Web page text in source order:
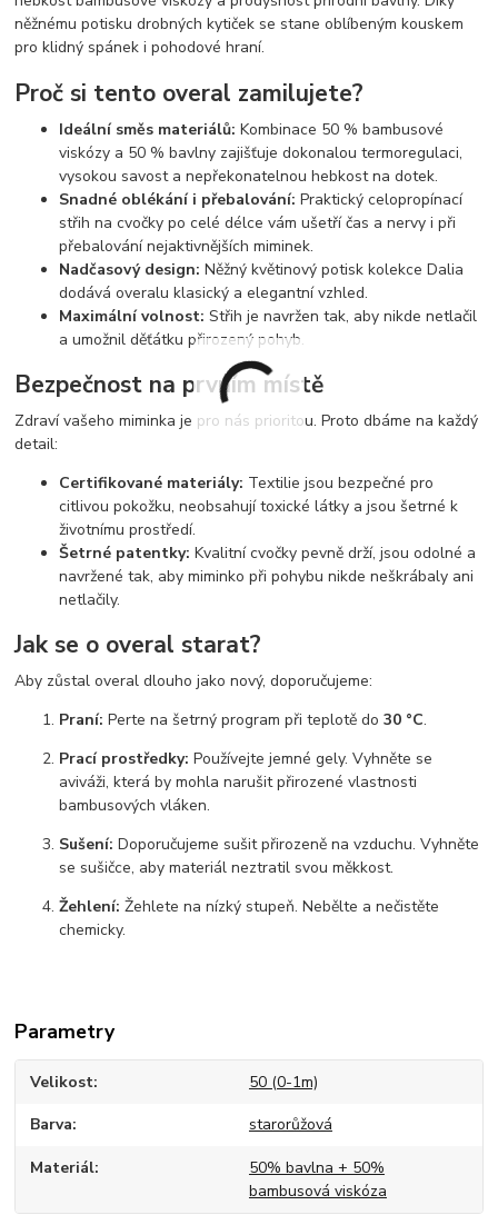
něžnému potisku drobných kytiček se stane oblíbeným kouskem
pro klidný spánek i pohodové hraní.
Proč si tento overal zamilujete?
Ideální směs materiálů: Kombinace 50 % bambusové
viskózy a 50 % bavlny zajišťuje dokonalou termoregulaci,
vysokou savost a nepřekonatelnou hebkost na dotek.
Snadné oblékání i přebalování: Praktický celopropínací
střih na cvočky po celé délce vám ušetří čas a nervy i při
přebalování nejaktivnějších miminek.
Nadčasový design: Něžný květinový potisk kolekce Dalia
dodává overalu klasický a elegantní vzhled.
Maximální volnost: Střih je navržen tak, aby nikde netlačil
a umožnil děťátku přirozený pohyb.
Bezpečnost na prvním místě
Zdraví vašeho miminka je pro nás prioritou. Proto dbáme na každý
detail:
Certifikované materiály: Textilie jsou bezpečné pro
citlivou pokožku, neobsahují toxické látky a jsou šetrné k
životnímu prostředí.
Šetrné patentky: Kvalitní cvočky pevně drží, jsou odolné a
navržené tak, aby miminko při pohybu nikde neškrábaly ani
netlačily.
Jak se o overal starat?
Aby zůstal overal dlouho jako nový, doporučujeme:
Praní: Perte na šetrný program při teplotě do30 °C.
Prací prostředky: Používejte jemné gely. Vyhněte se
aviváži, která by mohla narušit přirozené vlastnosti
bambusových vláken.
Sušení: Doporučujeme sušit přirozeně na vzduchu. Vyhněte
se sušičce, aby materiál neztratil svou měkkost.
Žehlení: Žehlete na nízký stupeň. Nebělte a nečistěte
chemicky.
Parametry
Velikost 50 (0-1m)
Barva starorůžová
Materiál
50% bavlna + 50%
bambusová viskóza